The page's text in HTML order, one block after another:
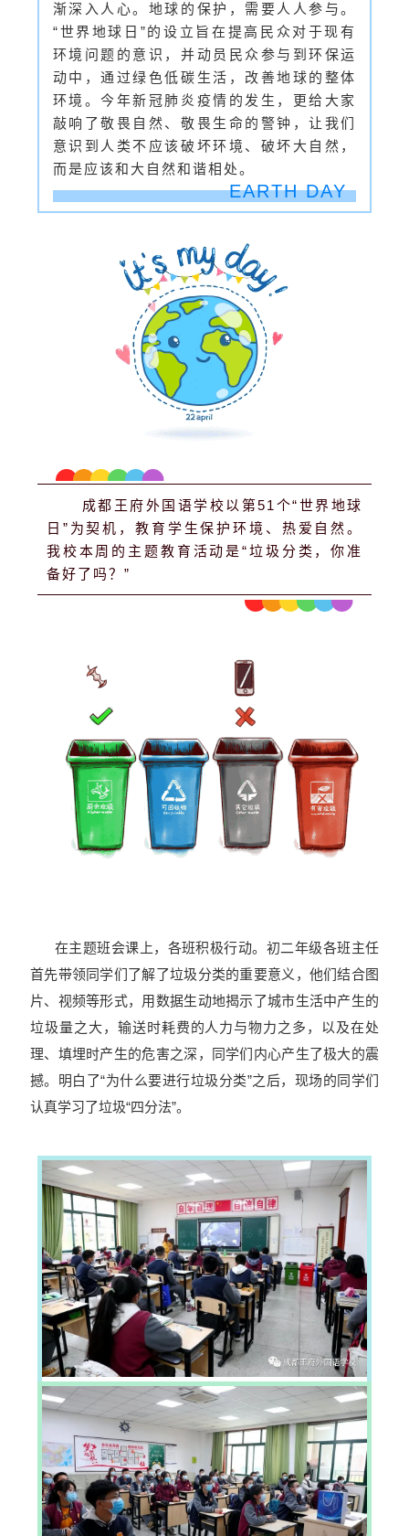
渐深入人心。地球的保护，需要人人参与。
“世界地球日”的设立旨在提高民众对于现有
环境问题的意识，并动员民众参与到环保运
动中，通过绿色低碳生活，改善地球的整体
环境。今年新冠肺炎疫情的发生，更给大家
敲响了敬畏自然、敬畏生命的警钟，让我们
意识到人类不应该破坏环境、破坏大自然，
而是应该和大自然和谐相处。
EARTH DAY
成都王府外国语学校以第51个“世界地球
日”为契机，教育学生保护环境、热爱自然。
我校本周的主题教育活动是“垃圾分类，你准
备好了吗？”
在主题班会课上，各班积极行动。初二年级各班主任
首先带领同学们了解了垃圾分类的重要意义，他们结合图
片、视频等形式，用数据生动地揭示了城市生活中产生的
垃圾量之大，输送时耗费的人力与物力之多，以及在处
理、填埋时产生的危害之深，同学们内心产生了极大的震
撼。明白了“为什么要进行垃圾分类”之后，现场的同学们
认真学习了垃圾“四分法”。